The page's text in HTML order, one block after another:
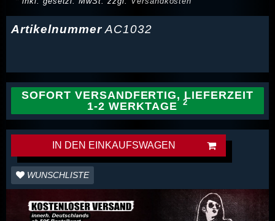
ArtikelnummerAC1032
SOFORT VERSANDFERTIG, LIEFERZEIT
1-2 WERKTAGE
IN DEN EINKAUFSWAGEN
WUNSCHLISTE